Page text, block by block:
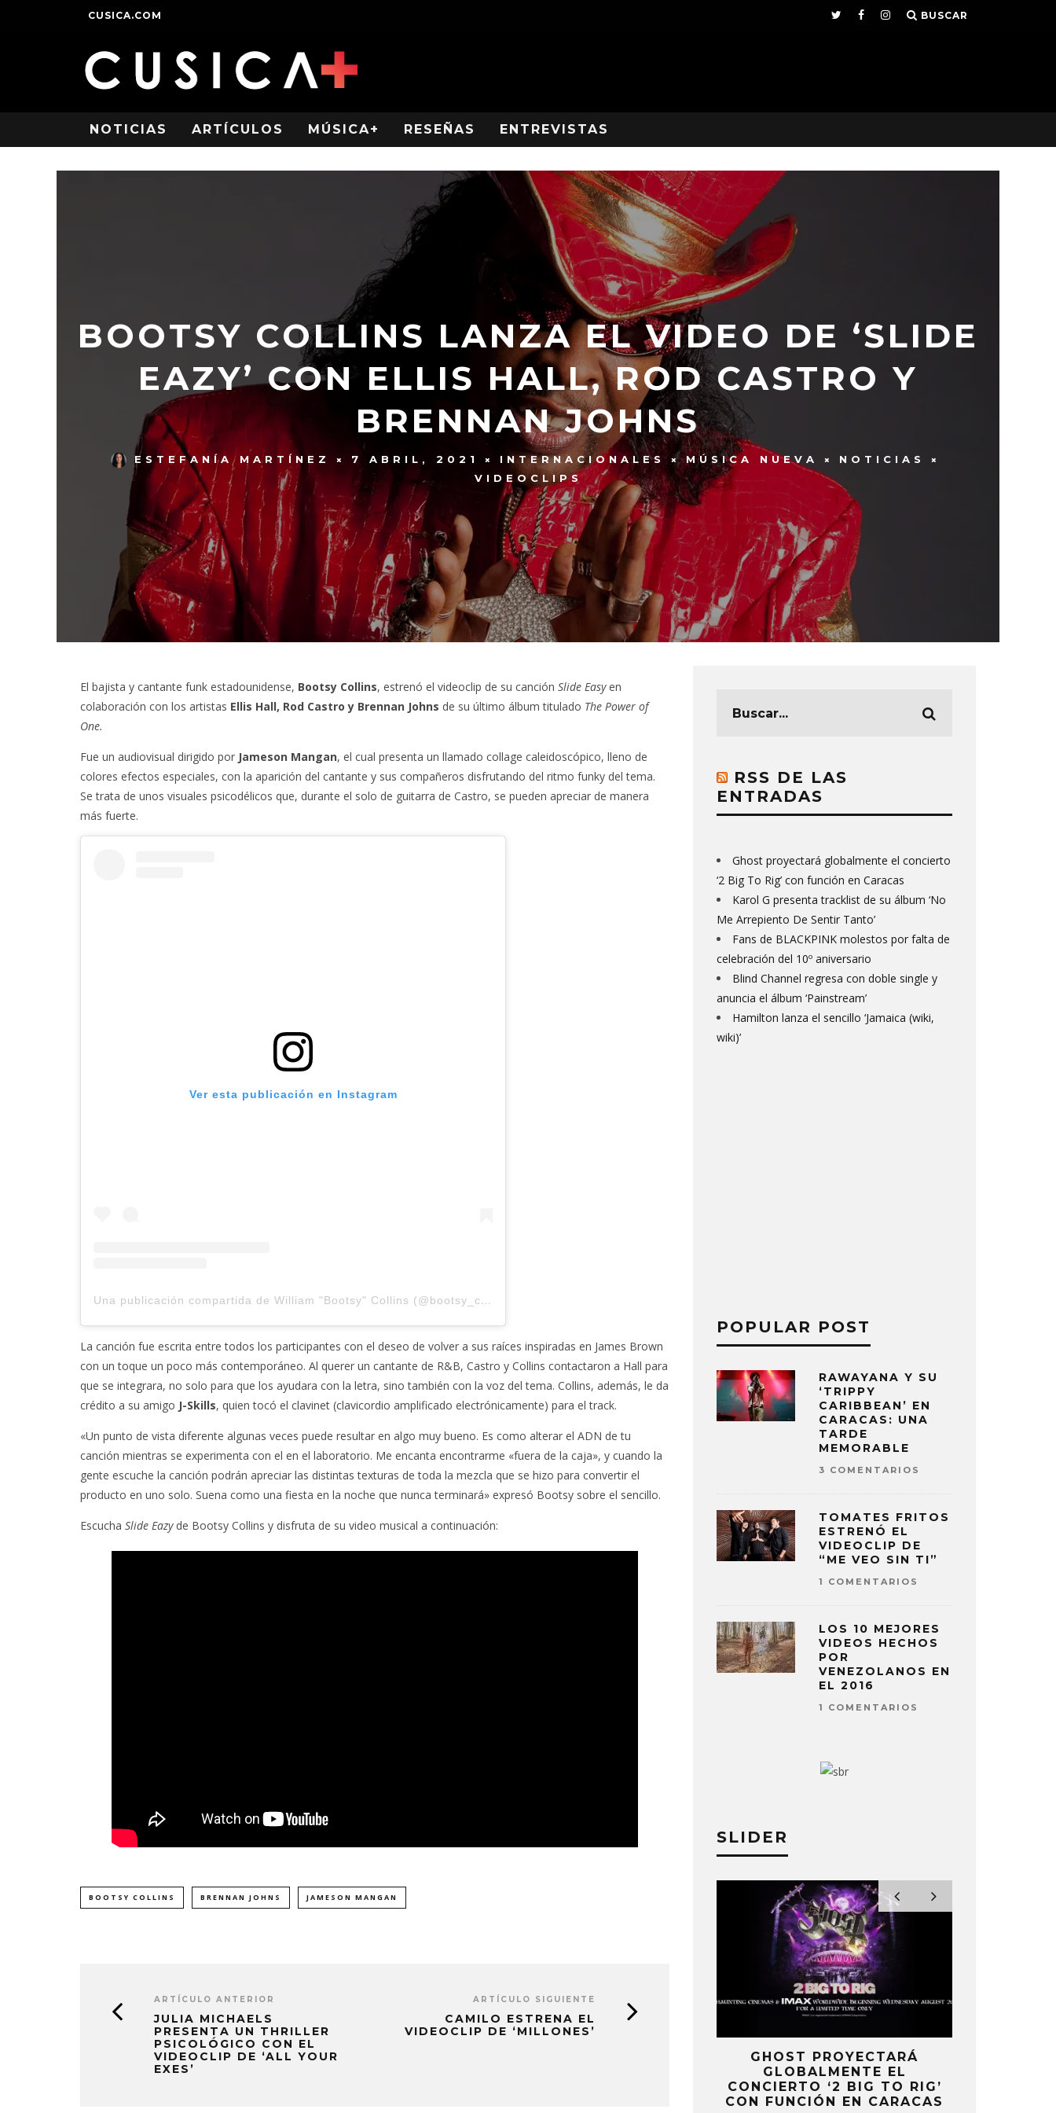
CUSICA.COM BUSCAR
NOTICIAS ARTÍCULOS MÚSICA+ RESEÑAS ENTREVISTAS
BOOTSY COLLINS LANZA EL VIDEO DE ‘SLIDE
EAZY’ CON ELLIS HALL, ROD CASTRO Y
BRENNAN JOHNS
ESTEFANÍA MARTÍNEZ 7 ABRIL, 2021 INTERNACIONALES MÚSICA NUEVA
NOTICIAS
VIDEOCLIPS
El bajista y cantante funk estadounidense, Bootsy Collins, estrenó el videoclip de su canción Slide Easyen
colaboración con los artistas Ellis Hall, Rod Castro y Brennan Johns de su último álbum titulado The Power of
One.
Fue un audiovisual dirigido por Jameson Mangan, el cual presenta un llamado collage caleidoscópico, lleno de
colores efectos especiales, con la aparición del cantante y sus compañeros disfrutando del ritmo funky del tema.
Se trata de unos visuales psicodélicos que, durante el solo de guitarra de Castro, se pueden apreciar de manera
más fuerte.
Ver esta publicación en Instagram
Una publicación compartida de William "Bootsy" Collins (@bootsy_collins)
La canción fue escrita entre todos los participantes con el deseo de volver a sus raíces inspiradas en James Brown
con un toque un poco más contemporáneo. Al querer un cantante de R&B, Castro y Collins contactaron a Hall para
que se integrara, no solo para que los ayudara con la letra, sino también con la voz del tema. Collins, además, le da
crédito a su amigo J-Skills, quien tocó el clavinet (clavicordio amplificado electrónicamente) para el track.
«Un punto de vista diferente algunas veces puede resultar en algo muy bueno. Es como alterar el ADN de tu
canción mientras se experimenta con el en el laboratorio. Me encanta encontrarme «fuera de la caja», y cuando la
gente escuche la canción podrán apreciar las distintas texturas de toda la mezcla que se hizo para convertir el
producto en uno solo. Suena como una fiesta en la noche que nunca terminará» expresó Bootsy sobre el sencillo.
Escucha Slide Eazy de Bootsy Collins y disfruta de su video musical a continuación:
BOOTSY COLLINS BRENNAN JOHNS JAMESON MANGAN
ARTÍCULO ANTERIOR
JULIA MICHAELS
PRESENTA UN THRILLER
PSICOLÓGICO CON EL
VIDEOCLIP DE ‘ALL YOUR
EXES’
ARTÍCULO SIGUIENTE
CAMILO ESTRENA EL
VIDEOCLIP DE ‘MILLONES’
RSS DE LAS
ENTRADAS
Ghost proyectará globalmente el concierto
‘2 Big To Rig’ con función en Caracas
Karol G presenta tracklist de su álbum ‘No
Me Arrepiento De Sentir Tanto’
Fans de BLACKPINK molestos por falta de
celebración del 10º aniversario
Blind Channel regresa con doble single y
anuncia el álbum ‘Painstream’
Hamilton lanza el sencillo ‘Jamaica (wiki,
wiki)’
POPULAR POST
RAWAYANA Y SU
‘TRIPPY
CARIBBEAN’ EN
CARACAS: UNA
TARDE
MEMORABLE
3 COMENTARIOS
TOMATES FRITOS
ESTRENÓ EL
VIDEOCLIP DE
“ME VEO SIN TI”
1 COMENTARIOS
LOS 10 MEJORES
VIDEOS HECHOS
POR
VENEZOLANOS EN
EL 2016
1 COMENTARIOS
SLIDER
GHOST PROYECTARÁ
GLOBALMENTE EL
CONCIERTO ‘2 BIG TO RIG’
CON FUNCIÓN EN CARACAS